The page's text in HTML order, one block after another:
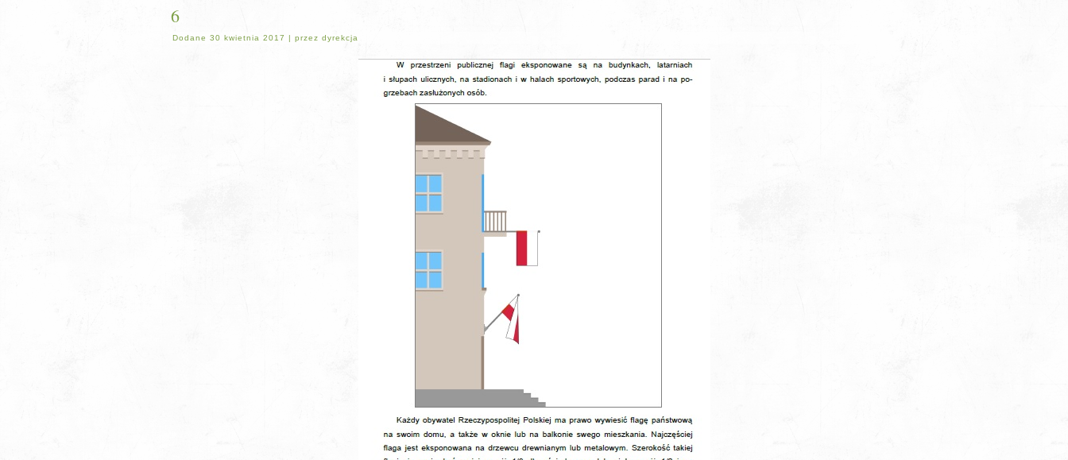
6
Dodane 30 kwietnia 2017 | przez dyrekcja